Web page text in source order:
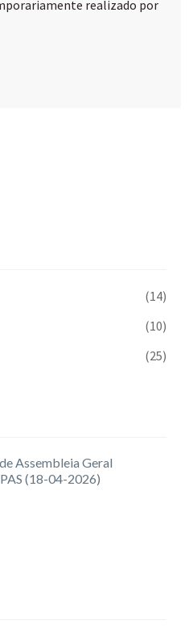
realizado por
(14)
(10)
(25)
Assembleia Geral
(18-04-2026)